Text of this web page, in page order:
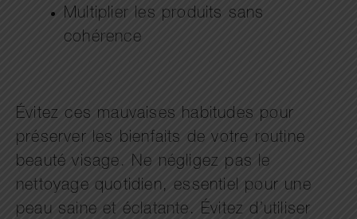
Multiplier les produits sans
cohérence
Évitez ces mauvaises habitudes pour
préserver les bienfaits de votre routine
beauté visage. Ne négligez pas le
nettoyage quotidien, essentiel pour une
peau saine et éclatante. Évitez d’utiliser